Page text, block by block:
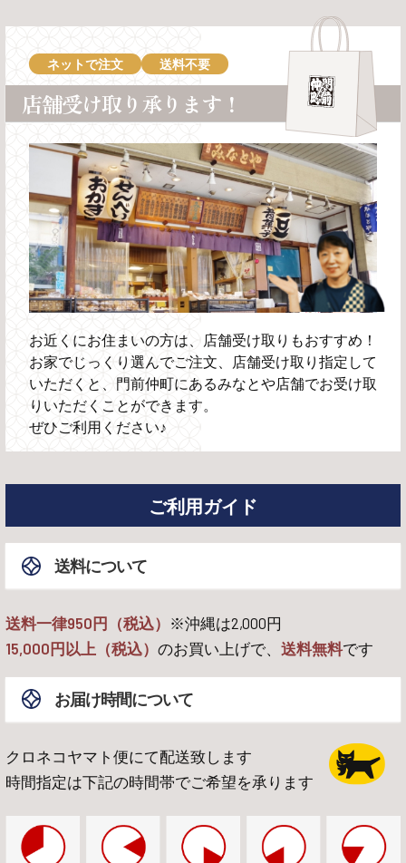
ネットで注文 送料不要
店舗受け取り承ります！
お近くにお住まいの方は、店舗受け取りもおすすめ！
お家でじっくり選んでご注文、店舗受け取り指定して
いただくと、門前仲町にあるみなとや店舗でお受け取
りいただくことができます。
ぜひご利用ください♪
ご利用ガイド
送料について
送料一律950円（税込） ※沖縄は2,000円
15,000円以上（税込） のお買い上げで、 送料無料です
お届け時間について
クロネコヤマト便にて配送致します
時間指定は下記の時間帯でご希望を承ります